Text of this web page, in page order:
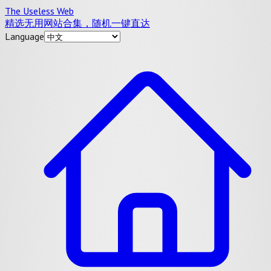
The Useless Web
精选无用网站合集，随机一键直达
Language